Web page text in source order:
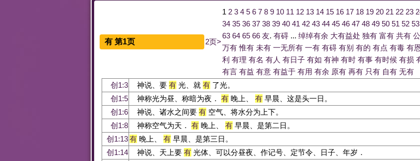
有 第1页 2页>
1 2 3 4 5 6 7 8 9 10 11 12 13 14 15 16 17 18 19 20 21 22 23
34 35 36 37 38 39 40 41 42 43 44 45 46 47 48 49 50 51 52 53
63 64 65 66 友. 有碍 ... 绰绰有余 大有益处 独有 富有 共有
万有 惟有 未有 一无所有 一有 有碍 有别 有的 有点 有毒 有恩
利 有理 有名 有人 有日子 有如 有神 有时 有事 有时候 有损
有言 有益 有意 有益于 有用 有余 原有 再有 只有 自有 无有
创1:3 神说、要 有 光、就 有 了光。
创1:5
神称光为昼、称暗为夜． 有 晚上、 有 早晨、这是头一日。
创1:6
神说、诸水之间要 有 空气、将水分为上下。
创1:8
神称空气为天． 有 晚上、 有 早晨、是第二日。
创1:13有 晚上、 有 早晨、是第三日。
创1:14
神说、天上要 有 光体、可以分昼夜、作记号、定节令、日子、年岁．